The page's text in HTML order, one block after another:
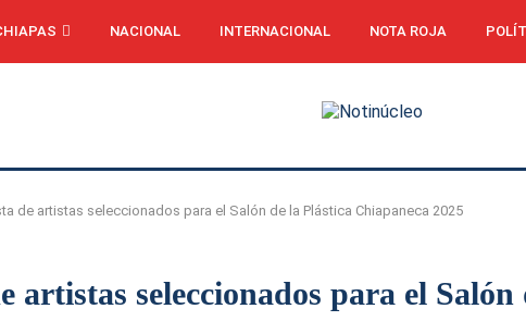
NACIONAL INTERNACIONAL NOTA ROJA
de artistas seleccionados para el Salón de la Plástica Chiapaneca 2025
artistas seleccionados para el